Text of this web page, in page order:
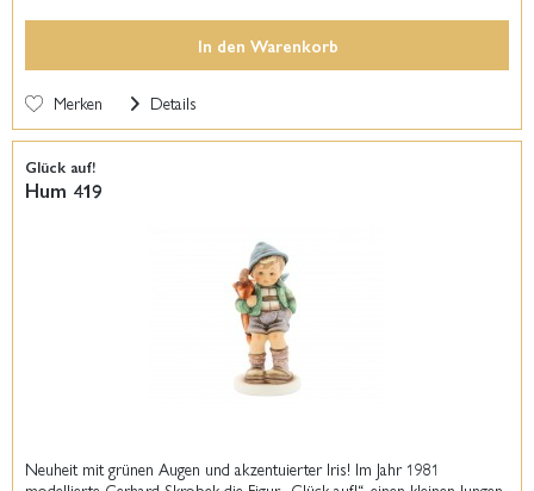
In den Warenkorb
Merken Details
Glück auf!
Hum 419
Neuheit mit grünen Augen und akzentuierter Iris! Im Jahr 1981